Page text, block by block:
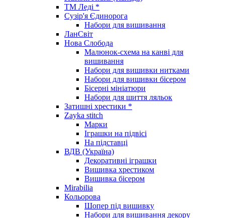
ТМ Леді *
Сузір'я Єдинорога
Набори для вишивання
ЛанСвіт
Нова Слобода
Малюнок-схема на канві для
вишивання
Набори для вишивки нитками
Набори для вишивки бісером
Бісерні мініатюри
Набори для шиття ляльок
Затишні хрестики *
Zayka stitch
Марки
Іграшки на підвісі
На підставці
ВДВ (Україна)
Декоративні іграшки
Вишивка хрестиком
Вишивка бісером
Mirabilia
Кольорова
Шопер під вишивку
Набори для вишивання декору